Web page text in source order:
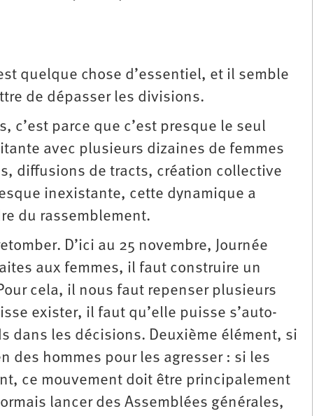
quelque chose d’essentiel, et il semble
de dépasser les divisions.
c’est parce que c’est presque le seul
avec plusieurs dizaines de femmes
diffusions de tracts, création collective
inexistante, cette dynamique a
du rassemblement.
D’ici au 25 novembre, Journée
aux femmes, il faut construire un
cela, il nous faut repenser plusieurs
exister, il faut qu’elle puisse s’auto-
dans les décisions. Deuxième élément, si
des hommes pour les agresser : si les
ce mouvement doit être principalement
lancer des Assemblées générales,